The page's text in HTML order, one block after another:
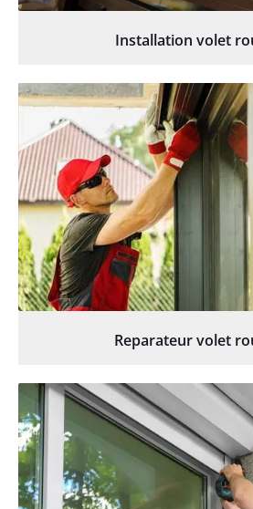
Installation volet
Reparateur volet